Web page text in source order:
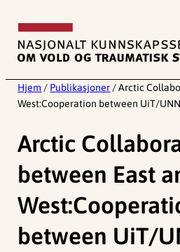
innhold
Hjem / Publikasjoner / Arctic
West:Cooperation between UiT/
Arctic
between East
between UiT/